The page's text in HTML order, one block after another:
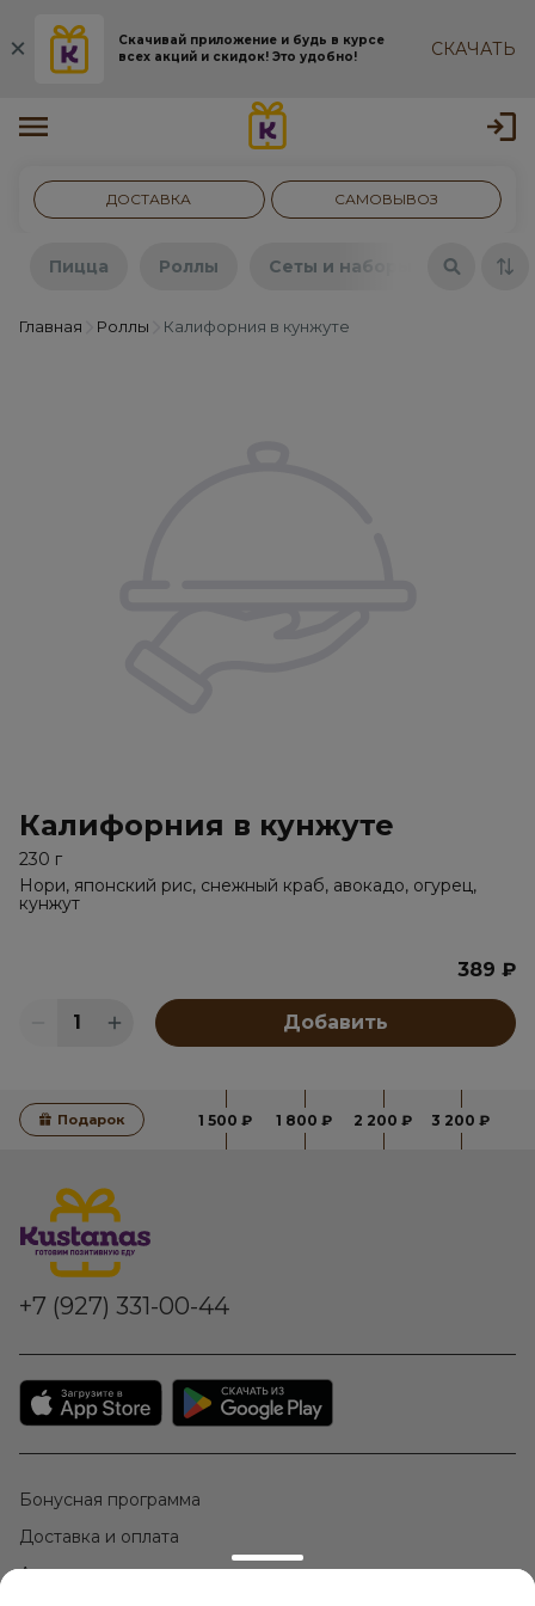
Скачивай приложение и будь в курсе
всех акций и скидок! Это удобно!
СКАЧАТЬ
ДОСТАВКА САМОВЫВОЗ
Пицца Роллы Сеты и наборы
Главная Роллы Калифорния в кунжуте
Калифорния в кунжуте
230 г
Нори, японский рис, снежный краб, авокадо, огурец,
кунжут
389 ₽
1 Добавить
Подарок 1 500 ₽ 1 800 ₽ 2 200 ₽ 3 200 ₽
+7 (927) 331-00-44
Бонусная программа
Доставка и оплата
Акции